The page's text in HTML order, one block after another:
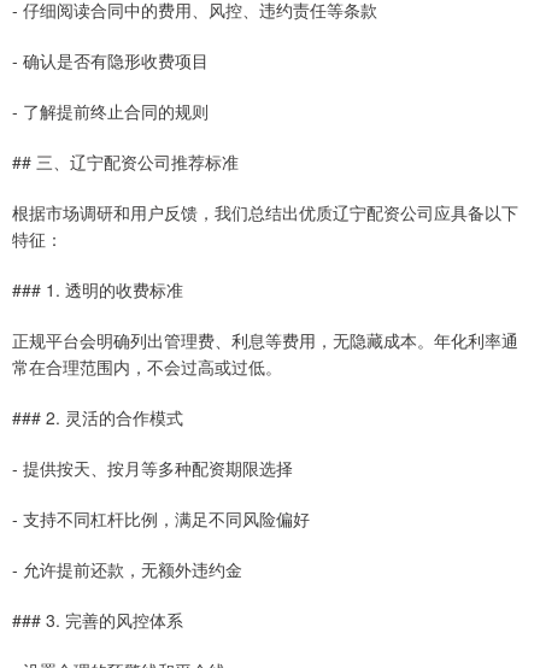
- 仔细阅读合同中的费用、风控、违约责任等条款
- 确认是否有隐形收费项目
- 了解提前终止合同的规则
## 三、辽宁配资公司推荐标准
根据市场调研和用户反馈，我们总结出优质辽宁配资公司应具备以下
特征：
### 1. 透明的收费标准
正规平台会明确列出管理费、利息等费用，无隐藏成本。年化利率通
常在合理范围内，不会过高或过低。
### 2. 灵活的合作模式
- 提供按天、按月等多种配资期限选择
- 支持不同杠杆比例，满足不同风险偏好
- 允许提前还款，无额外违约金
### 3. 完善的风控体系